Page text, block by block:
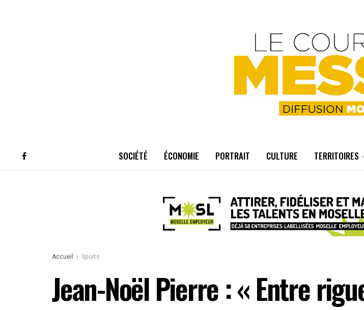
SOCIÉTÉ ÉCONOMIE PORTRAIT CULTURE TERRITOIRES
Accueil Sports
Jean-Noël Pierre : « Entre